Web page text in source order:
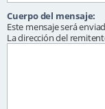
Cuerpo del mensaje:
Este mensaje será
La dirección del